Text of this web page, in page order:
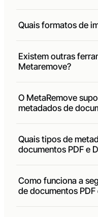
Quais formatos de
Existem outras
Metaremove?
O MetaRemove
metadados de
Quais tipos de
documentos PDF e
Como funciona a
de documentos PDF